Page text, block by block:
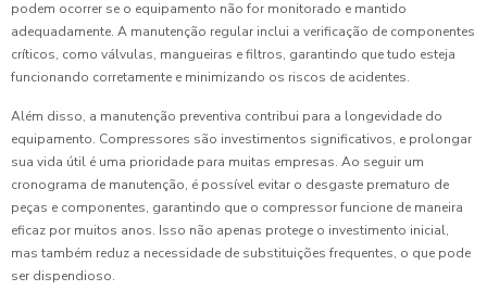
podem ocorrer se o equipamento não for monitorado e mantido
adequadamente. A manutenção regular inclui a verificação de componentes
críticos, como válvulas, mangueiras e filtros, garantindo que tudo esteja
funcionando corretamente e minimizando os riscos de acidentes.
Além disso, a manutenção preventiva contribui para a longevidade do
equipamento. Compressores são investimentos significativos, e prolongar
sua vida útil é uma prioridade para muitas empresas. Ao seguir um
cronograma de manutenção, é possível evitar o desgaste prematuro de
peças e componentes, garantindo que o compressor funcione de maneira
eficaz por muitos anos. Isso não apenas protege o investimento inicial,
mas também reduz a necessidade de substituições frequentes, o que pode
ser dispendioso.